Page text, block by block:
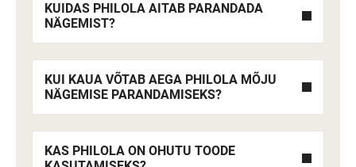
KUIDAS PHILOLA AITAB PARANDADA
NÄGEMIST?
KUI KAUA VÕTAB AEGA PHILOLA MÕJU
NÄGEMISE PARANDAMISEKS?
KAS PHILOLA ON OHUTU TOODE